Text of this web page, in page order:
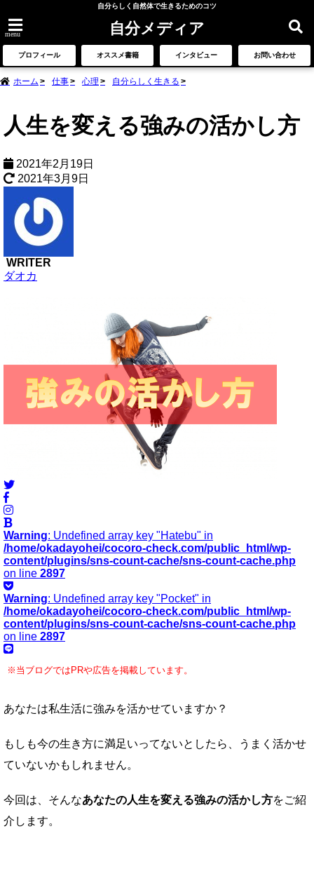
自分らしく自然体で生きるためのコツ
menu 自分メディア
プロフィール オススメ書籍 インタビュー お問い合わせ
ホーム 仕事 心理 自分らしく生きる
人生を変える強みの活かし方
2021年2月19日
2021年3月9日
WRITER
ダオカ
Warning: Undefined array key "Hatebu" in
/home/okadayohei/cocoro-check.com/public_html/wp-
content/plugins/sns-count-cache/sns-count-cache.php
on line 2897
Warning: Undefined array key "Pocket" in
/home/okadayohei/cocoro-check.com/public_html/wp-
content/plugins/sns-count-cache/sns-count-cache.php
on line 2897
※当ブログではPRや広告を掲載しています。
あなたは私生活に強みを活かせていますか？
もしも今の生き方に満足いってないとしたら、うまく活かせ
ていないかもしれません。
今回は、そんなあなたの人生を変える強みの活かし方をご紹
介します。